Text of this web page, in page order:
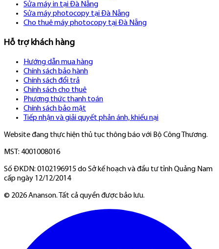
Sửa máy in tại Đà Nẵng
Sửa máy photocopy tại Đà Nẵng
Cho thuê máy photocopy tại Đà Nẵng
Hỗ trợ khách hàng
Hướng dẫn mua hàng
Chính sách bảo hành
Chính sách đổi trả
Chính sách cho thuê
Phương thức thanh toán
Chính sách bảo mật
Tiếp nhận và giải quyết phản ánh, khiếu nại
Website đang thực hiện thủ tục thông báo với Bộ Công Thương.
MST: 4001008016
Số ĐKDN: 0102196915 do Sở kế hoạch và đầu tư tỉnh Quảng Nam
cấp ngày 12/12/2014
© 2026Ananson. Tất cả quyền được bảo lưu.